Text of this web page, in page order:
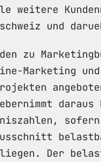
weitere
und
zu
Marketing und
daraus
Der